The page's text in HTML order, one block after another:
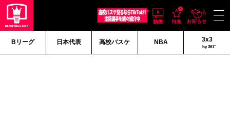
Bリーグ 日本代表 高校バスケ NBA 3x3
by 361°